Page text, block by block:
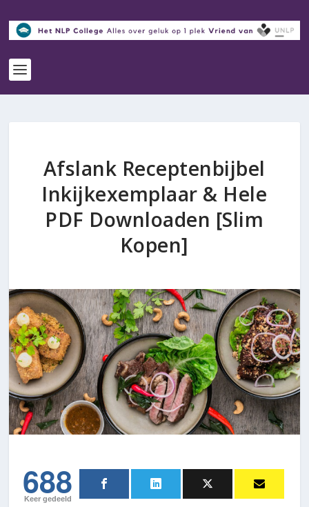
Afslank Receptenbijbel
Inkijkexemplaar & Hele
PDF Downloaden [Slim
Kopen]
688
Keer gedeeld